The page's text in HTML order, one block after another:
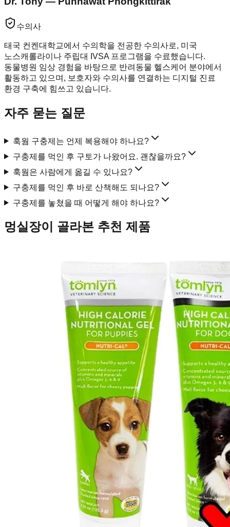
수의사
태국 컨켄대학교에서 수의학을 전공한 수의사로, 미국
노스캐롤라이나 주립대 IVSA 프로그램을 수료했습니다.
동물병원 임상 경험을 바탕으로 반려동물 헬스케어 분야에서
활동하고 있으며, 보호자와 수의사를 연결하는 디지털 진료
환경 구축에 힘쓰고 있습니다.
자주 묻는 질문
훅웜 구충제는 언제 복용해야 하나요?
구충제를 먹인 후 구토가 나왔어요. 괜찮을까요?
훅웜은 사람에게 옮길 수 있나요?
구충제를 먹인 후 바로 산책해도 되나요?
구충제를 놓쳤을 때 어떻게 해야 하나요?
멍실장이 골라본 추천 제품